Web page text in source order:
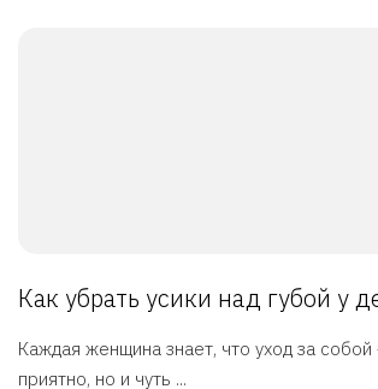
Как убрать усики над губой у
Каждая женщина знает, что уход за собой
приятно, но и чуть ...